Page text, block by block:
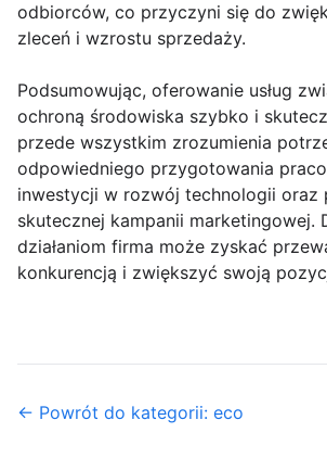
odbiorców, co przyczyni się do
zleceń i wzrostu sprzedaży.
Podsumowując, oferowanie usług
ochroną środowiska szybko i
przede wszystkim zrozumienia
odpowiedniego przygotowania
inwestycji w rozwój technologii oraz
skutecznej kampanii marketingowej.
działaniom firma może zyskać
konkurencją i zwiększyć swoją
← Powrót do kategorii: eco